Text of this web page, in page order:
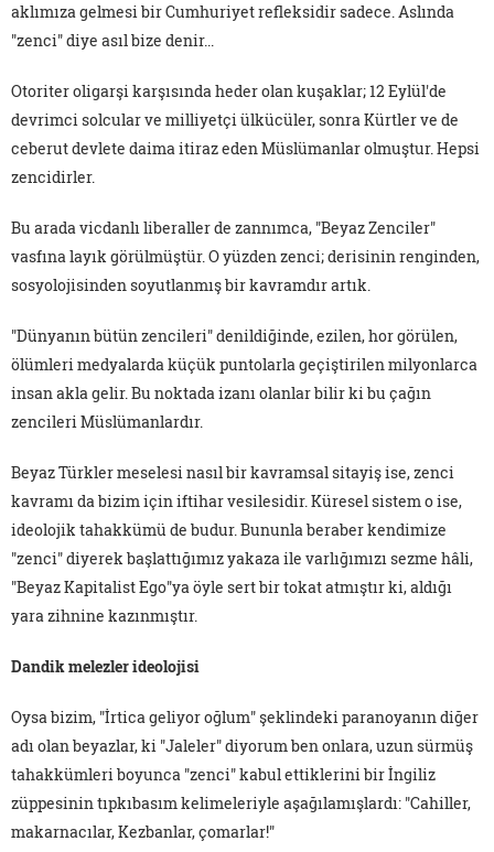
aklımıza gelmesi bir Cumhuriyet refleksidir sadece. Aslında
"zenci" diye asıl bize denir...
Otoriter oligarşi karşısında heder olan kuşaklar; 12 Eylül'de
devrimci solcular ve milliyetçi ülkücüler, sonra Kürtler ve de
ceberut devlete daima itiraz eden Müslümanlar olmuştur. Hepsi
zencidirler.
Bu arada vicdanlı liberaller de zannımca, "Beyaz Zenciler"
vasfına layık görülmüştür. O yüzden zenci; derisinin renginden,
sosyolojisinden soyutlanmış bir kavramdır artık.
"Dünyanın bütün zencileri" denildiğinde, ezilen, hor görülen,
ölümleri medyalarda küçük puntolarla geçiştirilen milyonlarca
insan akla gelir. Bu noktada izanı olanlar bilir ki bu çağın
zencileri Müslümanlardır.
Beyaz Türkler meselesi nasıl bir kavramsal sitayiş ise, zenci
kavramı da bizim için iftihar vesilesidir. Küresel sistem o ise,
ideolojik tahakkümü de budur. Bununla beraber kendimize
"zenci" diyerek başlattığımız yakaza ile varlığımızı sezme hâli,
"Beyaz Kapitalist Ego"ya öyle sert bir tokat atmıştır ki, aldığı
yara zihnine kazınmıştır.
Dandik melezler ideolojisi
Oysa bizim, "İrtica geliyor oğlum" şeklindeki paranoyanın diğer
adı olan beyazlar, ki "Jaleler" diyorum ben onlara, uzun sürmüş
tahakkümleri boyunca "zenci" kabul ettiklerini bir İngiliz
züppesinin tıpkıbasım kelimeleriyle aşağılamışlardı: "Cahiller,
makarnacılar, Kezbanlar, çomarlar!"